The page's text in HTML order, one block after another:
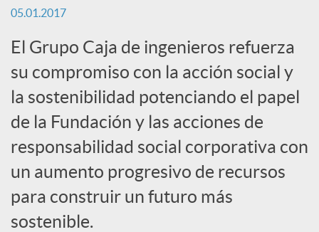
l
i
c
a
d
05.01.2017
El Grupo Caja de ingenieros refuerza
su compromiso con la acción social y
la sostenibilidad potenciando el papel
de la Fundación y las acciones de
responsabilidad social corporativa con
un aumento progresivo de recursos
para construir un futuro más
sostenible.